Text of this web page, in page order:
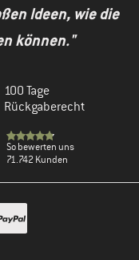
Ideen, wie die
können."
100 Tage
Rückgaberecht
So bewerten uns
71.742 Kunden